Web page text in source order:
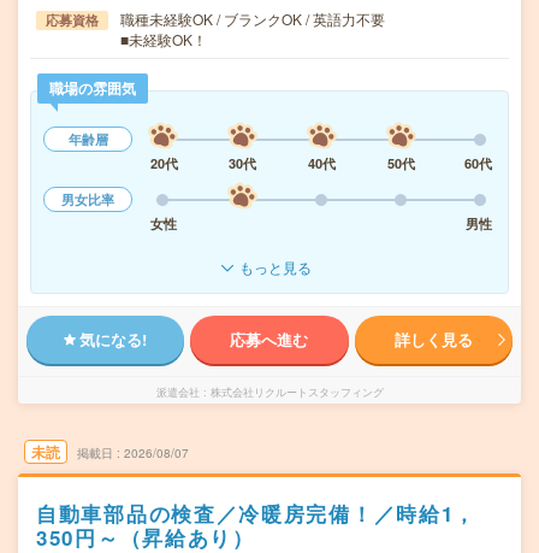
応募資格
職種未経験OK / ブランクOK / 英語力不要
■未経験OK！
職場の雰囲気
年齢層
20代
30代 40代 50代
60代
男女比率
女性
男性
もっと見る
気になる! 応募へ進む 詳しく見る
派遣会社 株式会社リクルートスタッフィング
未読 掲載日 2026/08/07
自動車部品の検査／冷暖房完備！／時給1，
350円～（昇給あり）